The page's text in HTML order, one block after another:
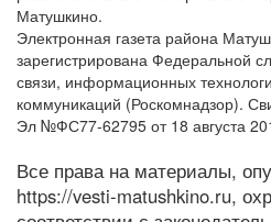
Матушкино.
Электронная газета района
зарегистрирована Федеральной
связи, информационных
коммуникаций (Роскомнадзор).
Эл №ФС77-62795 от 18 августа
Все права на материалы,
https://vesti-matushkino.ru,